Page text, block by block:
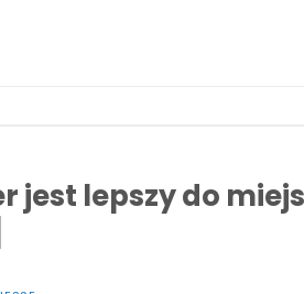
jest lepszy do